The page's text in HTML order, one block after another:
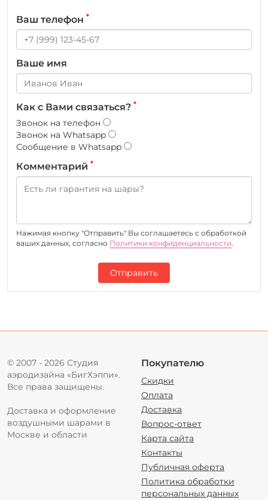
Ваш телефон *
Ваше имя
Как с Вами связаться? *
Звонок на телефон
Звонок на Whatsapp
Сообщение в Whatsapp
Комментарий *
Нажимая кнопку "Отправить" Вы соглашаетесь c обработкой
ваших данных, согласно Политики конфиденциальности.
Отправить
© 2007 - 2026 Студия
аэродизайна «БигХэппи».
Все права защищены.
Доставка и оформление
воздушными шарами в
Москве и области
Покупателю
Скидки
Оплата
Доставка
Вопрос-ответ
Карта сайта
Контакты
Публичная оферта
Политика обработки
персональных данных